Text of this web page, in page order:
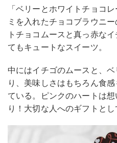
「ベリーとホワイトチョコ
ミを入れたチョコブラウニ
トチョコムースと真っ赤な
てもキュートなスイーツ。
中にはイチゴのムースと、
り、美味しさはもちろん食
ている。ピンクのハートは
り！大切な人へのギフトとし